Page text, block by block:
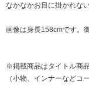
なかなかお目に掛かれな
画像は身長158cmです。
※掲載商品はタイトル商品
（小物、インナーなど